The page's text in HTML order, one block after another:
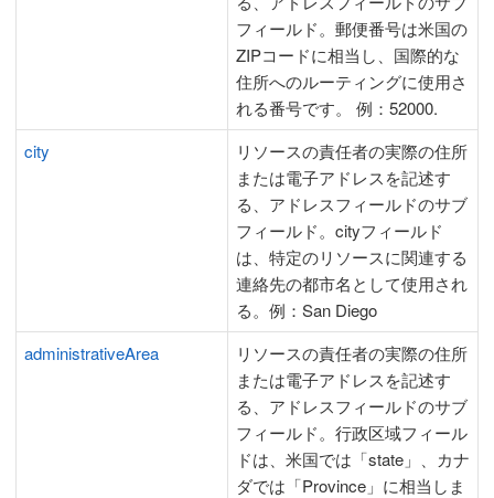
フィールド。郵便番号は米国の
ZIPコードに相当し、国際的な
住所へのルーティングに使用さ
れる番号です。 例：52000.
city
リソースの責任者の実際の住所
または電子アドレスを記述す
る、アドレスフィールドのサブ
フィールド。cityフィールド
は、特定のリソースに関連する
連絡先の都市名として使用され
る。例：San Diego
administrativeArea
リソースの責任者の実際の住所
または電子アドレスを記述す
る、アドレスフィールドのサブ
フィールド。行政区域フィール
ドは、米国では「state」、カナ
ダでは「Province」に相当しま